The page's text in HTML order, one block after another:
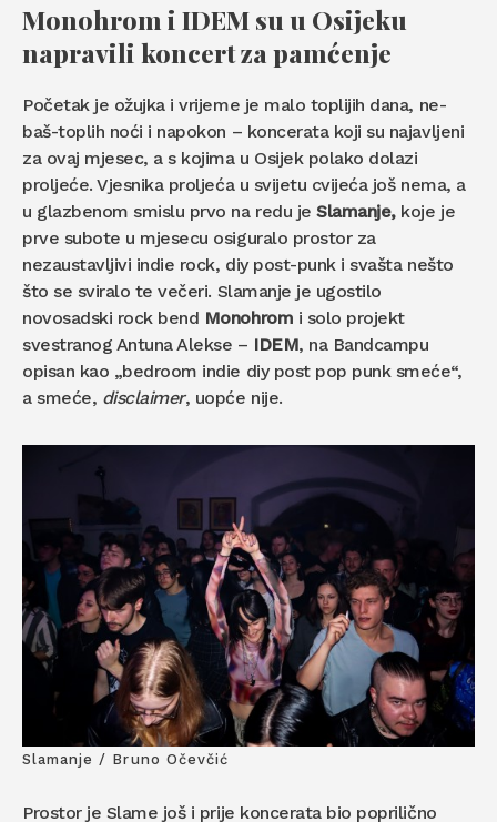
Monohrom i IDEM su u Osijeku
napravili koncert za pamćenje
Početak je ožujka i vrijeme je malo toplijih dana, ne-
baš-toplih noći i napokon – koncerata koji su najavljeni
za ovaj mjesec, a s kojima u Osijek polako dolazi
proljeće. Vjesnika proljeća u svijetu cvijeća još nema, a
u glazbenom smislu prvo na redu jeSlamanje,koje je
prve subote u mjesecu osiguralo prostor za
nezaustavljivi indie rock, diy post-punk i svašta nešto
što se sviralo te večeri. Slamanje je ugostilo
novosadski rock bend Monohrom i solo projekt
svestranog Antuna Alekse – IDEM, na Bandcampu
opisan kao „bedroom indie diy post pop punk smeće“,
a smeće, disclaimer, uopće nije.
Slamanje / Bruno Očevčić
Prostor je Slame još i prije koncerata bio poprilično